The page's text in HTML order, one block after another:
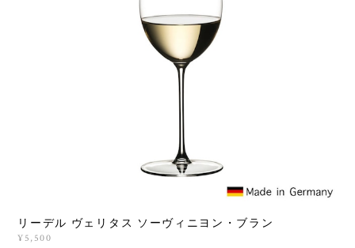
リーデル ヴェリタス ソーヴィニヨン・ブラン
¥5,500